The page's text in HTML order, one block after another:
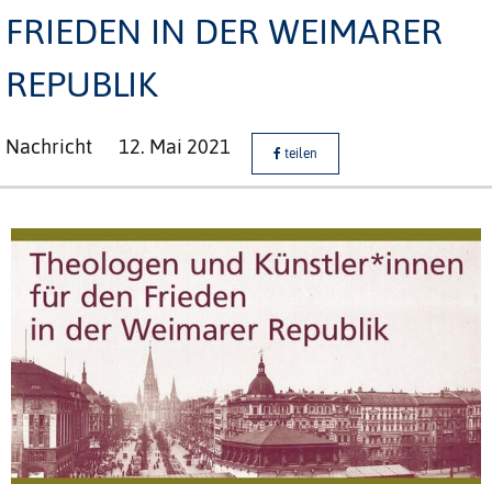
FRIEDEN IN DER WEIMARER
REPUBLIK
Nachricht 12. Mai 2021 teilen